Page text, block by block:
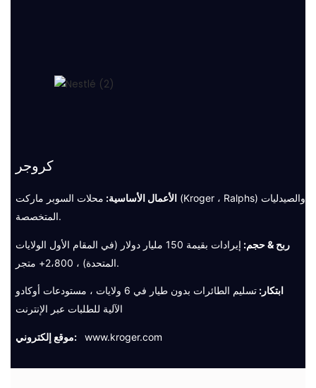
كروجر
الأعمال الأساسية: محلات السوبر ماركت (Kroger ، Ralphs) والصيدليات
المتخصصة.
ربح & حجم:
إيرادات بقيمة 150 مليار دولار (في المقام الأول الولايات
المتحدة) ، 2،800+ متجر.
ابتكار:
تسليم الطائرات بدون طيار في 6 ولايات ، مستودعات أوكادو
الآلية للطلبات عبر الإنترنت
موقع إلكتروني: www.kroger.com